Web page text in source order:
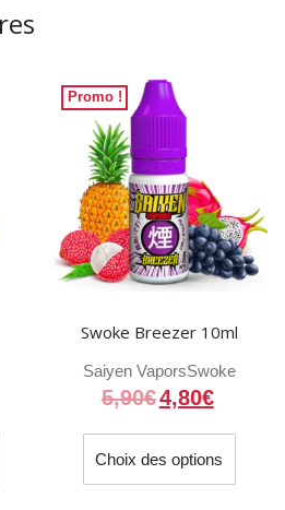
Promo !
Swoke Breezer 10ml
Saiyen VaporsSwoke
5,90€4,80€
Choix des options
Ce
a